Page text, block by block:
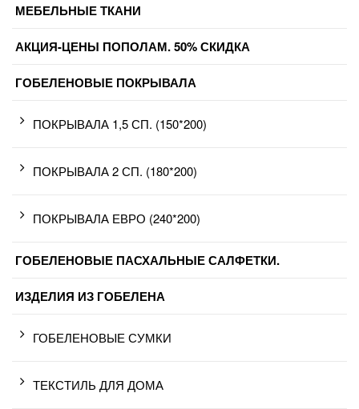
МЕБЕЛЬНЫЕ ТКАНИ
АКЦИЯ-ЦЕНЫ ПОПОЛАМ. 50% СКИДКА
ГОБЕЛЕНОВЫЕ ПОКРЫВАЛА
ПОКРЫВАЛА 1,5 СП. (150*200)
ПОКРЫВАЛА 2 СП. (180*200)
ПОКРЫВАЛА ЕВРО (240*200)
ГОБЕЛЕНОВЫЕ ПАСХАЛЬНЫЕ САЛФЕТКИ.
ИЗДЕЛИЯ ИЗ ГОБЕЛЕНА
ГОБЕЛЕНОВЫЕ СУМКИ
ТЕКСТИЛЬ ДЛЯ ДОМА